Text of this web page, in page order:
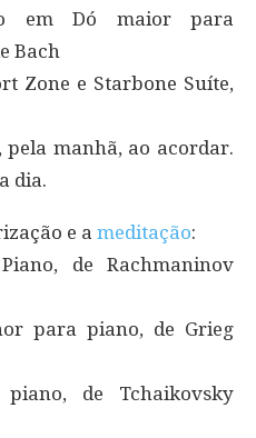
em Dó maior para
Bach
Zone e Starbone Suíte,
pela manhã, ao acordar.
dia.
e a meditação:
de Rachmaninov
para piano, de Grieg
de Tchaikovsky